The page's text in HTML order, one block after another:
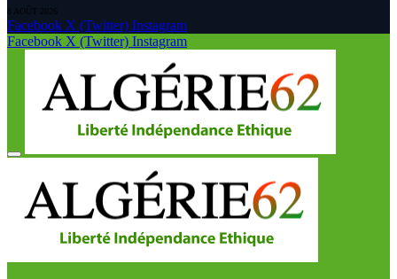
8 AOÛT 2026
Facebook X (Twitter) Instagram
Facebook X (Twitter) Instagram